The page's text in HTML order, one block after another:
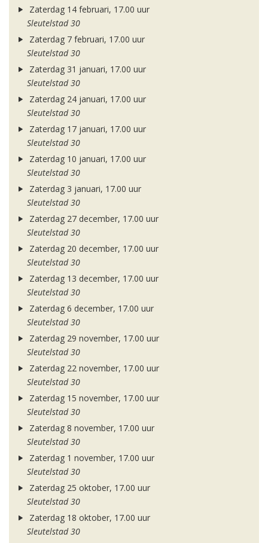
Zaterdag 14 februari, 17.00 uur
Sleutelstad 30
Zaterdag 7 februari, 17.00 uur
Sleutelstad 30
Zaterdag 31 januari, 17.00 uur
Sleutelstad 30
Zaterdag 24 januari, 17.00 uur
Sleutelstad 30
Zaterdag 17 januari, 17.00 uur
Sleutelstad 30
Zaterdag 10 januari, 17.00 uur
Sleutelstad 30
Zaterdag 3 januari, 17.00 uur
Sleutelstad 30
Zaterdag 27 december, 17.00 uur
Sleutelstad 30
Zaterdag 20 december, 17.00 uur
Sleutelstad 30
Zaterdag 13 december, 17.00 uur
Sleutelstad 30
Zaterdag 6 december, 17.00 uur
Sleutelstad 30
Zaterdag 29 november, 17.00 uur
Sleutelstad 30
Zaterdag 22 november, 17.00 uur
Sleutelstad 30
Zaterdag 15 november, 17.00 uur
Sleutelstad 30
Zaterdag 8 november, 17.00 uur
Sleutelstad 30
Zaterdag 1 november, 17.00 uur
Sleutelstad 30
Zaterdag 25 oktober, 17.00 uur
Sleutelstad 30
Zaterdag 18 oktober, 17.00 uur
Sleutelstad 30